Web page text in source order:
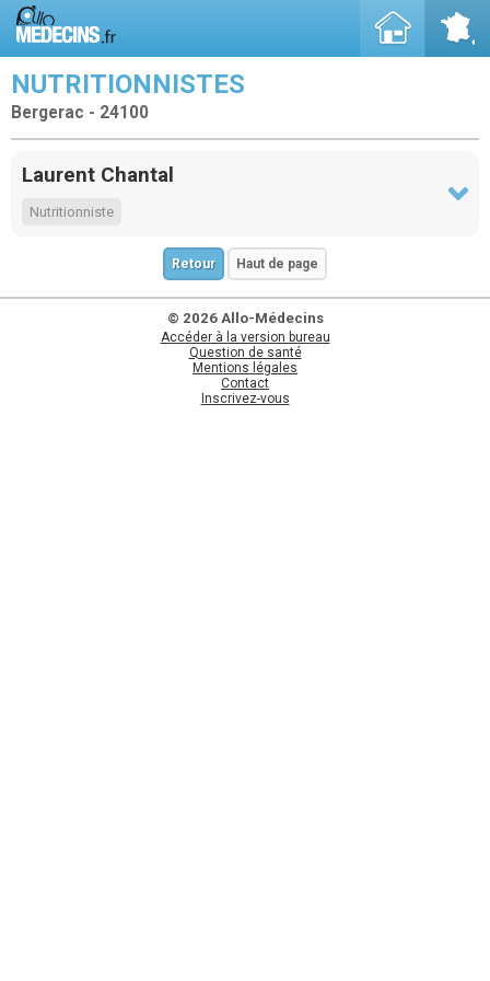
NUTRITIONNISTES
Bergerac - 24100
Laurent Chantal
Nutritionniste
Retour Haut de page
© 2026 Allo-Médecins
Accéder à la version bureau
Question de santé
Mentions légales
Contact
Inscrivez-vous